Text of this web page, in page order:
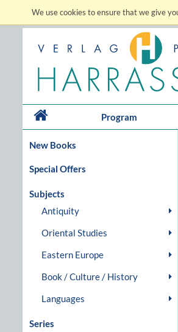
We use cookies to ensure that we give
Program
New Books
Special Offers
Subjects
Antiquity
Oriental Studies
Eastern Europe
Book / Culture / History
Languages
Series